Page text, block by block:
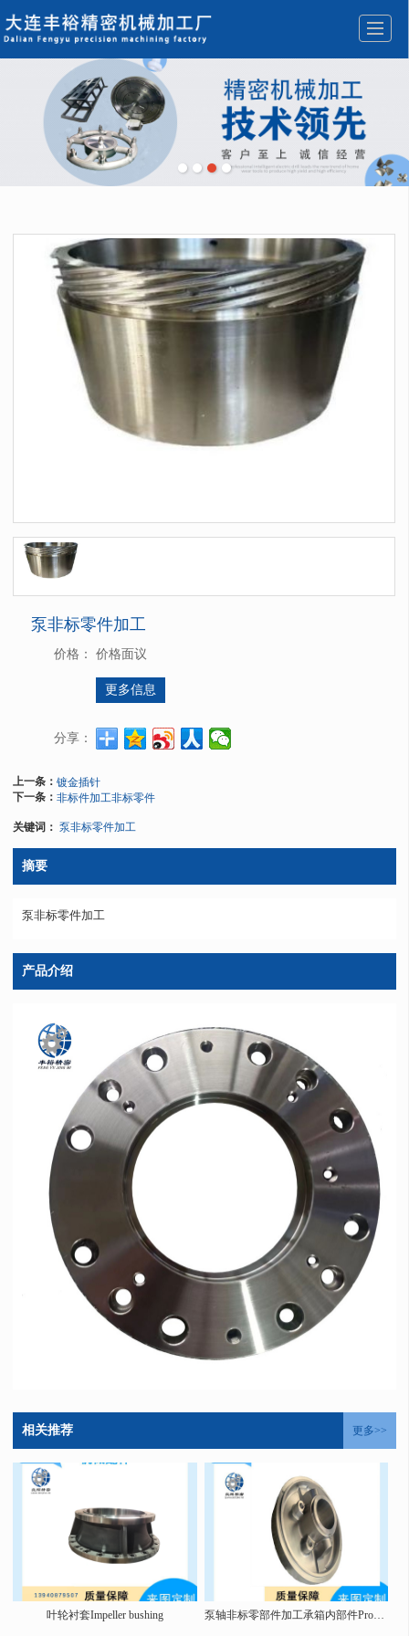
公司介绍 产品展示 新闻动态
检测设备 联系我们
泵非标零件加工
价格： 价格面议
更多信息
分享：
上一条：镀金插针
下一条：非标件加工非标零件
关键词：泵非标零件加工
摘要
泵非标零件加工
产品介绍
相关推荐 更多>>
叶轮衬套Impeller bushing